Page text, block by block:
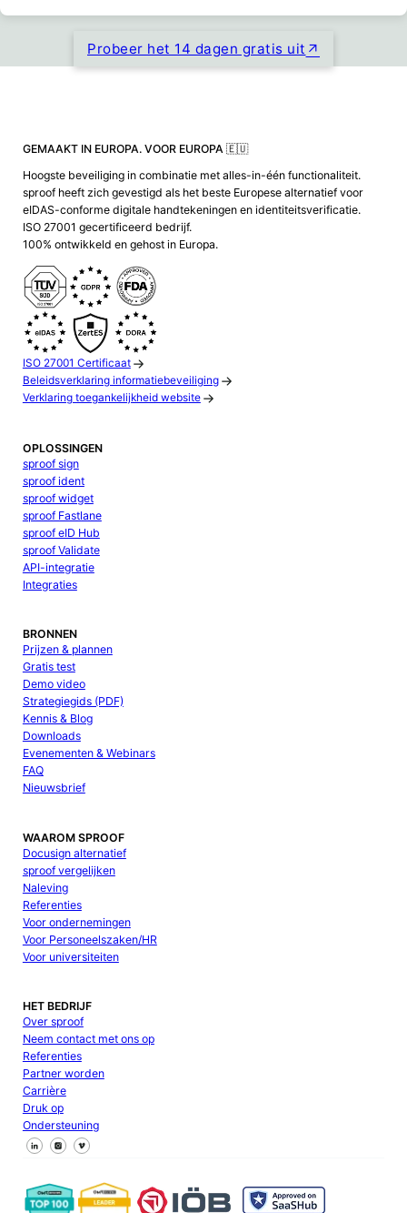
Probeer het 14 dagen gratis uit
GEMAAKT IN EUROPA. VOOR EUROPA 🇪🇺
Hoogste beveiliging in combinatie met alles-in-één functionaliteit.
sproof heeft zich gevestigd als het beste Europese alternatief voor
eIDAS-conforme digitale handtekeningen en identiteitsverificatie.
ISO 27001 gecertificeerd bedrijf.
100% ontwikkeld en gehost in Europa.
ISO 27001 Certificaat
Beleidsverklaring informatiebeveiliging
Verklaring toegankelijkheid website
OPLOSSINGEN
sproof sign
sproof ident
sproof widget
sproof Fastlane
sproof eID Hub
sproof Validate
API-integratie
Integraties
BRONNEN
Prijzen & plannen
Gratis test
Demo video
Strategiegids (PDF)
Kennis & Blog
Downloads
Evenementen & Webinars
FAQ
Nieuwsbrief
WAAROM SPROOF
Docusign alternatief
sproof vergelijken
Naleving
Referenties
Voor ondernemingen
Voor Personeelszaken/HR
Voor universiteiten
HET BEDRIJF
Over sproof
Neem contact met ons op
Referenties
Partner worden
Carrière
Druk op
Ondersteuning
Volg ons op Facebook
Volg ons op X
Volg ons op LinkedIn